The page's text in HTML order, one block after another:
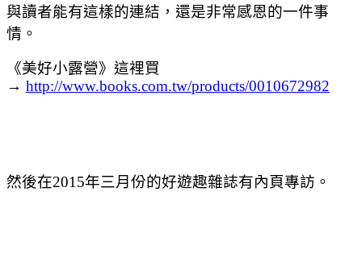
與讀者能有這樣的連結，還是非常感恩的一件事
情。
《美好小露營》這裡買
→ http://www.books.com.tw/products/0010672982
然後在2015年三月份的好遊趣雜誌有內頁專訪。